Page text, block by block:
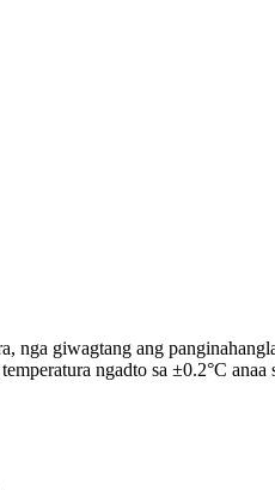
nga giwagtang ang
ngadto sa ±0.2°C anaa